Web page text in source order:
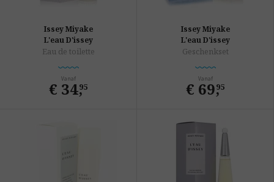
Issey Miyake
L'eau D'issey
Eau de toilette
Vanaf
€ 34,
95
Issey Miyake
L'eau D'issey
Geschenkset
Vanaf
€ 69,
95